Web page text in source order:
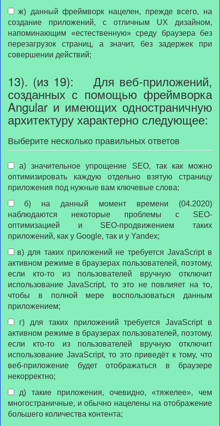
создание приложений, с отличным UX дизайном,
напоминающим «естественную» среду браузера без
перезагрузок страниц, а значит, без задержек при
совершении действий;
13). (из 19): Для веб-приложений,
созданных с помощью фреймворка
Angular и имеющих одностраничную
архитектуру характерно следующее:
Выберите несколько правильных ответов
оптимизировать каждую отдельно взятую страницу
приложения под нужные вам ключевые слова;
наблюдаются некоторые проблемы с SEO-
оптимизацией и SEO-продвижением таких
приложений, как у Google, так и у Yandex;
активном режиме в браузерах пользователей, поэтому,
если кто-то из пользователей вручную отключит
использование JavaScript, то это не повлияет на то,
чтобы в полной мере воспользоваться данным
приложением;
активном режиме в браузерах пользователей, поэтому,
если кто-то из пользователей вручную отключит
использование JavaScript, то это приведёт к тому, что
веб-приложение будет отображаться в браузере
некорректно;
многостраничные, и обычно нацелены на отображение
большего количества контента;